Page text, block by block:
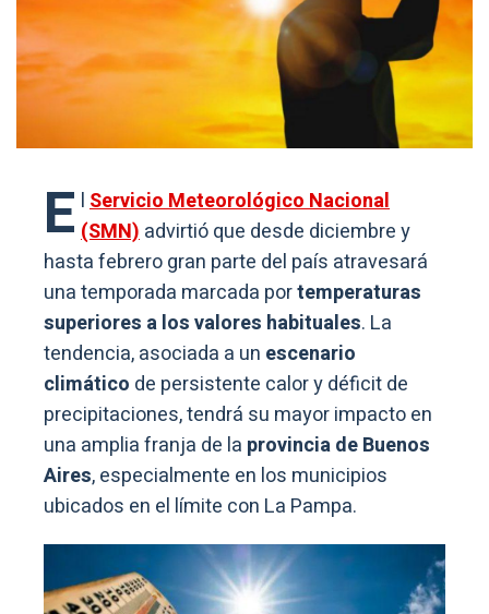
E lServicio Meteorológico Nacional
(SMN)advirtió que desde diciembre y
hasta febrero gran parte del país atravesará
una temporada marcada portemperaturas
superiores a los valores habituales. La
tendencia, asociada a un escenario
climático de persistente calor y déficit de
precipitaciones, tendrá su mayor impacto en
una amplia franja de la provincia de Buenos
Aires, especialmente en los municipios
ubicados en el límite con La Pampa.